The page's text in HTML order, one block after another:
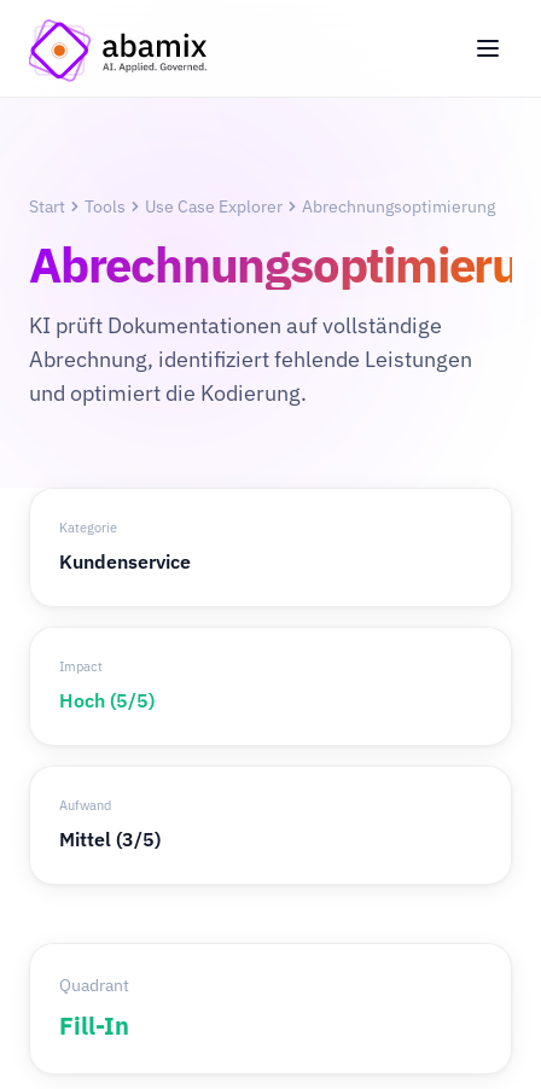
Start Tools Use Case Explorer Abrechnungsoptimierung
KI prüft Dokumentationen auf vollständige
Abrechnung, identifiziert fehlende Leistungen
und optimiert die Kodierung.
Kategorie
Kundenservice
Impact
Hoch (5/5)
Aufwand
Mittel (3/5)
Quadrant
Fill-In